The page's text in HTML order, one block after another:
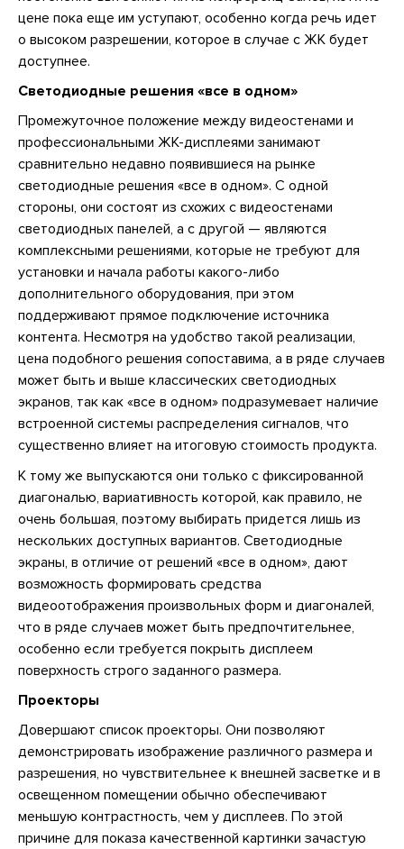
цене пока еще им уступают, особенно когда речь идет
о высоком разрешении, которое в случае с ЖК будет
доступнее.
Светодиодные решения «все в одном»
Промежуточное положение между видеостенами и
профессиональными ЖК-дисплеями занимают
сравнительно недавно появившиеся на рынке
светодиодные решения «все в одном». С одной
стороны, они состоят из схожих с видеостенами
светодиодных панелей, а с другой — являются
комплексными решениями, которые не требуют для
установки и начала работы какого-либо
дополнительного оборудования, при этом
поддерживают прямое подключение источника
контента. Несмотря на удобство такой реализации,
цена подобного решения сопоставима, а в ряде случаев
может быть и выше классических светодиодных
экранов, так как «все в одном» подразумевает наличие
встроенной системы распределения сигналов, что
существенно влияет на итоговую стоимость продукта.
К тому же выпускаются они только с фиксированной
диагональю, вариативность которой, как правило, не
очень большая, поэтому выбирать придется лишь из
нескольких доступных вариантов. Светодиодные
экраны, в отличие от решений «все в одном», дают
возможность формировать средства
видеоотображения произвольных форм и диагоналей,
что в ряде случаев может быть предпочтительнее,
особенно если требуется покрыть дисплеем
поверхность строго заданного размера.
Проекторы
Довершают список проекторы. Они позволяют
демонстрировать изображение различного размера и
разрешения, но чувствительнее к внешней засветке и в
освещенном помещении обычно обеспечивают
меньшую контрастность, чем у дисплеев. По этой
причине для показа качественной картинки зачастую